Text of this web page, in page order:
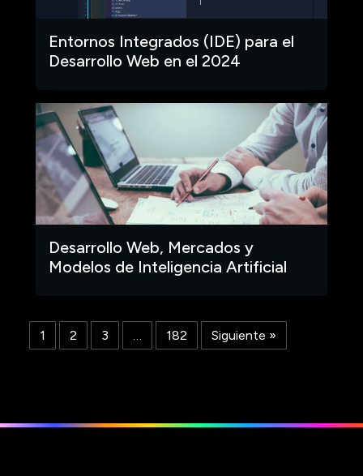
Entornos Integrados (IDE) para el
Desarrollo Web en el 2024
Desarrollo Web, Mercados y
Modelos de Inteligencia Artificial
1 2 3 … 182 Siguiente »